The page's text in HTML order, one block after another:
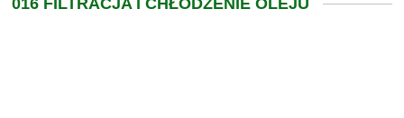
016 FILTRACJA I CHŁODZENIE OLEJU